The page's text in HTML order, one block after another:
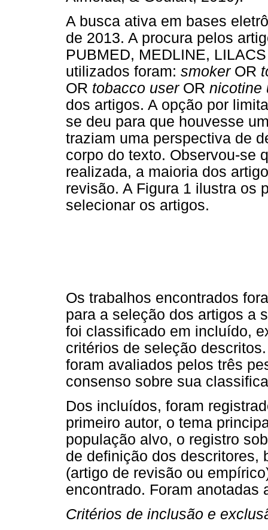
A busca ativa em bases
de 2013. A procura pelos
PUBMED, MEDLINE,
utilizados foram: smokerOR
OR tobacco userOR nicotine
dos artigos. A opção por
se deu para que houvesse
traziam uma perspectiva de
corpo do texto. Observou-se
realizada, a maioria dos
revisão. A Figura 1 ilustra os
selecionar os artigos.
Os trabalhos encontrados
para a seleção dos artigos a
foi classificado em incluído,
critérios de seleção
foram avaliados pelos três
consenso sobre sua
Dos incluídos, foram
primeiro autor, o tema
população alvo, o registro
de definição dos descritores,
(artigo de revisão ou
encontrado. Foram anotadas
Critérios de inclusão e